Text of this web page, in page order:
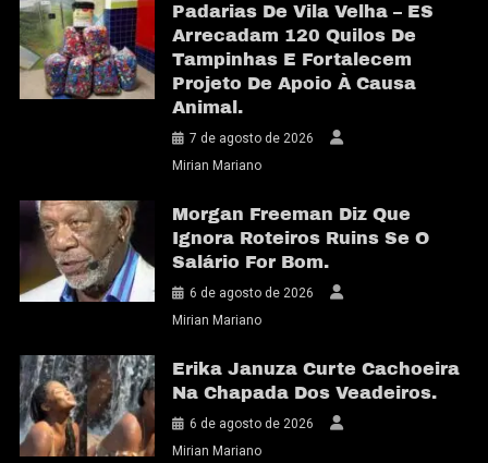
Padarias De Vila Velha – ES
Arrecadam 120 Quilos De
Tampinhas E Fortalecem
Projeto De Apoio À Causa
Animal.
7 de agosto de 2026
Mirian Mariano
Morgan Freeman Diz Que
Ignora Roteiros Ruins Se O
Salário For Bom.
6 de agosto de 2026
Mirian Mariano
Erika Januza Curte Cachoeira
Na Chapada Dos Veadeiros.
6 de agosto de 2026
Mirian Mariano